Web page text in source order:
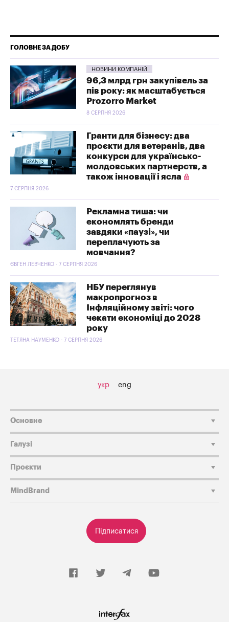
ГОЛОВНЕ ЗА ДОБУ
НОВИНИ КОМПАНІЙ
96,3 млрд грн закупівель за
пів року: як масштабується
Prozorro Market
8 СЕРПНЯ 2026
Гранти для бізнесу: два
проєкти для ветеранів, два
конкурси для українсько-
молдовських партнерств, а
також інновації і ясла
7 СЕРПНЯ 2026
Рекламна тиша: чи
економлять бренди
завдяки «паузі», чи
переплачують за
мовчання?
ЄВГЕН ЛЕВЧЕНКО - 7 СЕРПНЯ 2026
НБУ переглянув
макропрогноз в
Інфляційному звіті: чого
чекати економіці до 2028
року
ТЕТЯНА НАУМЕНКО - 7 СЕРПНЯ 2026
укр eng
Підписатися
Основне
Галузі
Проєкти
MindBrand